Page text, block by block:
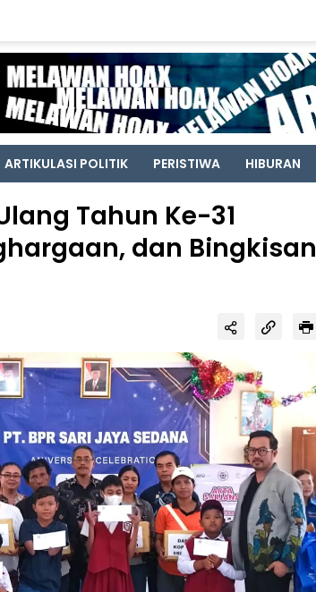
ARTIKULASI POLITIK PERISTIWA HIBURAN
Tahun Ke-31
dan Bingkisan